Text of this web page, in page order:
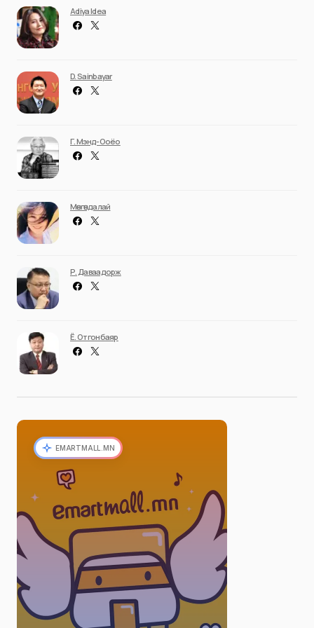
Adiya Idea
D. Sainbayar
Г. Мэнд-Ооёо
Мөнгөндалай
Р. Даваадорж
Ё. Отгонбаяр
EMARTMALL.MN